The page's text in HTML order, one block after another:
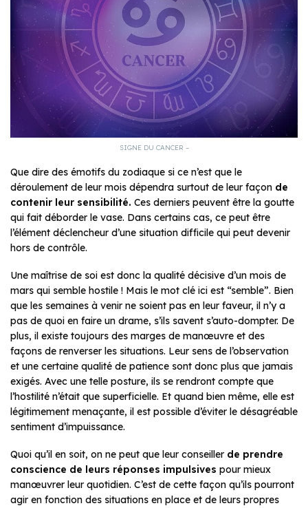
SIGNE DU CANCER –
Que dire des émotifs du zodiaque si ce n’est que le
déroulement de leur mois dépendra surtout de leur façon de
contenir leur sensibilité. Ces derniers peuvent être la goutte
qui fait déborder le vase. Dans certains cas, ce peut être
l’élément déclencheur d’une situation difficile qui peut devenir
hors de contrôle.
Une maîtrise de soi est donc la qualité décisive d’un mois de
mars qui semble hostile ! Mais le mot clé ici est “semble”. Bien
que les semaines à venir ne soient pas en leur faveur, il n’y a
pas de quoi en faire un drame, s’ils savent s’auto-dompter. De
plus, il existe toujours des marges de manœuvre et des
façons de renverser les situations. Leur sens de l’observation
et une certaine qualité de patience sont donc plus que jamais
exigés. Avec une telle posture, ils se rendront compte que
l’hostilité n’était que superficielle. Et quand bien même, elle est
légitimement menaçante, il est possible d’éviter le désagréable
sentiment d’impuissance.
Quoi qu’il en soit, on ne peut que leur conseiller de prendre
conscience de leurs réponses impulsives pour mieux
manœuvrer leur quotidien. C’est de cette façon qu’ils pourront
agir en fonction des situations en place et de leurs propres